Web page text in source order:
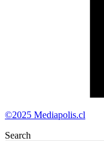
©2025 Mediapolis.cl
Search